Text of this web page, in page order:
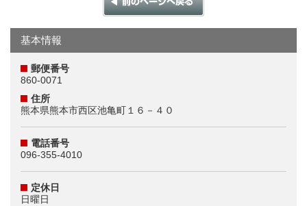
基本情報
郵便番号
860-0071
住所
熊本県熊本市西区池亀町１６－４０
電話番号
096-355-4010
定休日
日曜日